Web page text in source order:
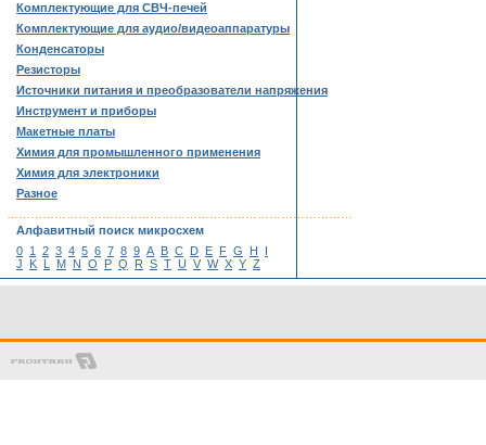
Комплектующие для СВЧ-печей
Комплектующие для аудио/видеоаппаратуры
Конденсаторы
Резисторы
Источники питания и преобразователи напряжения
Инструмент и приборы
Макетные платы
Химия для промышленного применения
Химия для электроники
Разное
Алфавитный поиск микросхем
0 1 2 3 4 5 6 7 8 9 A B C D E F G H
I
J
K L M N O P Q R S T U V W X Y Z